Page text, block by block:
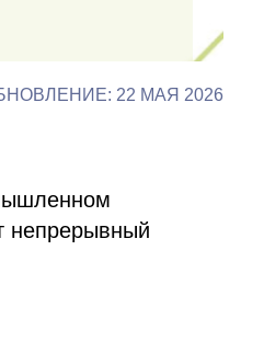
22 МАЯ 2026
непрерывный